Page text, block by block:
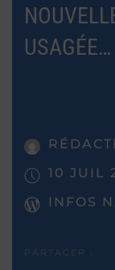
USAGÉE…
10 JUIL
INFOS